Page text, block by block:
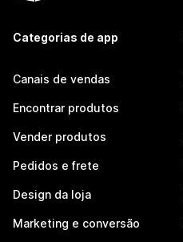
Categorias de app
Canais de vendas
Encontrar produtos
Vender produtos
Pedidos e frete
Design da loja
Marketing e conversão